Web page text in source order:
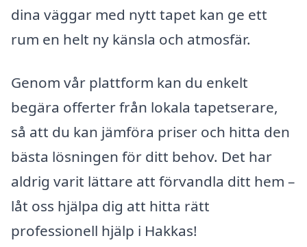
dina väggar med nytt tapet kan ge ett
rum en helt ny känsla och atmosfär.
Genom vår plattform kan du enkelt
begära offerter från lokala tapetserare,
så att du kan jämföra priser och hitta den
bästa lösningen för ditt behov. Det har
aldrig varit lättare att förvandla ditt hem –
låt oss hjälpa dig att hitta rätt
professionell hjälp i Hakkas!